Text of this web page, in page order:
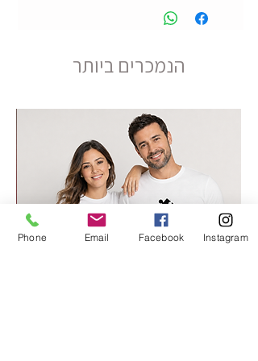
הנמכרים ביותר
Phone Email Facebook Instagram